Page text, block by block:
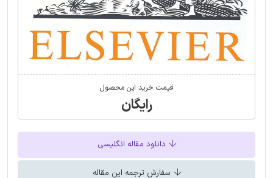
قیمت خرید این محصول
رایگان
دانلود مقاله انگلیسی
سفارش ترجمه این مقاله